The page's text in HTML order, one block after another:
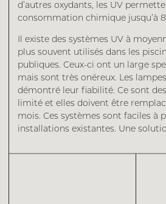
d’autres oxydants, les UV
consommation chimique jusqu’à
Il existe des systèmes UV à
plus souvent utilisés dans les
publiques. Ceux-ci ont un large
mais sont très onéreux. Les
démontré leur fiabilité. Ce sont
limité et elles doivent être
mois. Ces systèmes sont faciles à
installations existantes. Une